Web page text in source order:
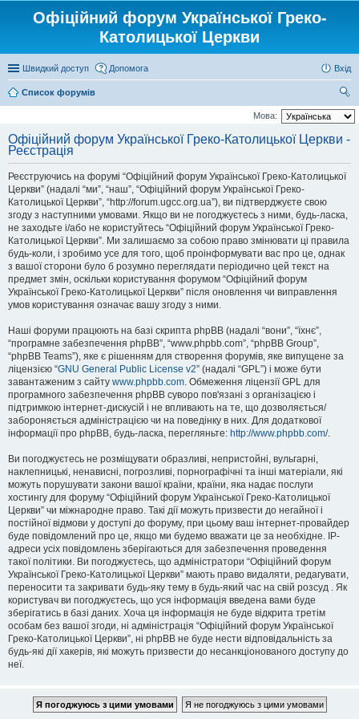
Офіційний форум Української Греко-
Католицької Церкви
Швидкий доступ Допомога Вхід
Список форумів
ош
Мова:
Офіційний форум Української Греко-Католицької Церкви -
Реєстрація
Реєструючись на форумі “Офіційний форум Української Греко-Католицької
Церкви” (надалі “ми”, “наш”, “Офіційний форум Української Греко-
Католицької Церкви”, “http://forum.ugcc.org.ua”), ви підтверджуєте свою
згоду з наступними умовами. Якщо ви не погоджуєтесь з ними, будь-ласка,
не заходьте і/або не користуйтесь “Офіційний форум Української Греко-
Католицької Церкви”. Ми залишаємо за собою право змінювати ці правила
будь-коли, і зробимо усе для того, щоб проінформувати вас про це, однак
з вашої сторони було б розумно переглядати періодично цей текст на
предмет змін, оскільки користування форумом “Офіційний форум
Української Греко-Католицької Церкви” після оновлення чи виправлення
умов користування означає вашу згоду з ними.
Наші форуми працюють на базі скрипта phpBB (надалі “вони”, “їхнє”,
“програмне забезпечення phpBB”, “www.phpbb.com”, “phpBB Group”,
“phpBB Teams”), яке є рішенням для створення форумів, яке випущене за
ліцензією “GNU General Public License v2” (надалі “GPL”) і може бути
завантаженим з сайту www.phpbb.com. Обмеження ліцензії GPL для
програмного забезпечення phpBB суворо пов'язані з організацією і
підтримкою інтернет-дискусій і не впливають на те, що дозволяється/
забороняється адміністрацією чи на поведінку в них. Для додаткової
інформації про phpBB, будь-ласка, перегляньте: http://www.phpbb.com/.
Ви погоджуєтесь не розміщувати образливі, непристойні, вульгарні,
наклепницькі, ненависні, погрозливі, порнографічні та інші матеріали, які
можуть порушувати закони вашої країни, країни, яка надає послуги
хостингу для форуму “Офіційний форум Української Греко-Католицької
Церкви” чи міжнародне право. Такі дії можуть призвести до негайної і
постійної відмови у доступі до форуму, при цьому ваш інтернет-провайдер
буде повідомлений про це, якщо ми будемо вважати це за необхідне. IP-
адреси усіх повідомлень зберігаються для забезпечення проведення
такої політики. Ви погоджуєтесь, що адміністратори “Офіційний форум
Української Греко-Католицької Церкви” мають право видаляти, редагувати,
переносити та закривати будь-яку тему в будь-який час на свій розсуд . Як
користувач ви погоджуєтесь, що уся інформація введена вами буде
зберігатись в базі даних. Хоча ця інформація не буде відкрита третім
особам без вашої згоди, ні адміністрація “Офіційний форум Української
Греко-Католицької Церкви”, ні phpBB не буде нести відповідальність за
будь-які дії хакерів, які можуть призвести до несанкціонованого доступу до
неї.